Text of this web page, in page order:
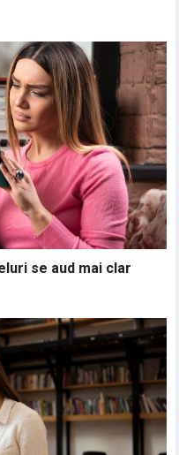
se aud mai clar